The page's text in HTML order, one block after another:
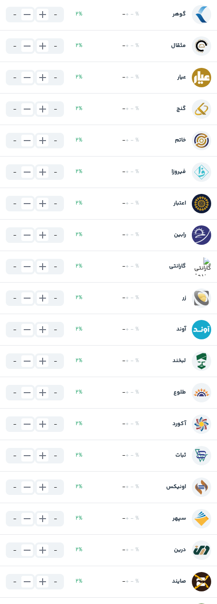
گوهر -+ - %
2%
-
-
مثقال -+ - %
2%
-
-
عیار -+ - %
2%
-
-
گنج -+ - %
2%
-
-
خاتم -+ - %
2%
-
-
فیروزا -+ - %
2%
-
-
اعتبار -+ - %
2%
-
-
رابین -+ - %
2%
-
-
گارانتی -+ - %
2%
-
-
زر -+ - %
2%
-
-
آوند -+ - %
2%
-
-
لبخند -+ - %
2%
-
-
طلوع -+ - %
2%
-
-
آکورد -+ - %
2%
-
-
ثبات -+ - %
2%
-
-
اونیکس -+ - %
2%
-
-
سپهر -+ - %
2%
-
-
درین -+ - %
2%
-
-
صایند -+ - %
2%
-
-